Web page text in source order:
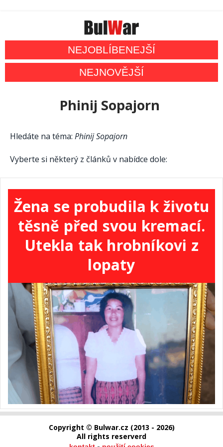
NEJOBLÍBENEJŠÍ
NEJNOVĚJŠÍ
Phinij Sopajorn
Hledáte na téma: Phinij Sopajorn
Vyberte si některý z článků v nabídce dole:
Žena se probudila k životu
těsně před svou kremací.
Utekla tak hrobníkovi z
lopaty
Copyright © Bulwar.cz (2013 - 2026)
All rights reserverd